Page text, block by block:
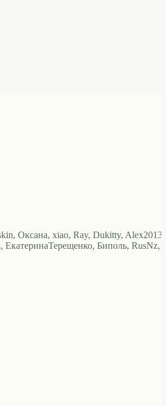
Оксана, xiao, Ray, Dukitty, Alex2013,
Биполь, RusNz,